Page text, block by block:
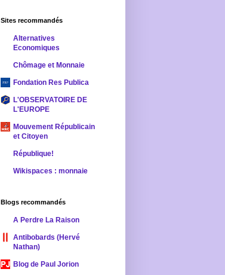
Sites recommandés
Alternatives
Economiques
Chômage et Monnaie
Fondation Res Publica
L'OBSERVATOIRE DE
L'EUROPE
Mouvement Républicain
et Citoyen
République!
Wikispaces : monnaie
Blogs recommandés
A Perdre La Raison
Antibobards (Hervé
Nathan)
Blog de Paul Jorion